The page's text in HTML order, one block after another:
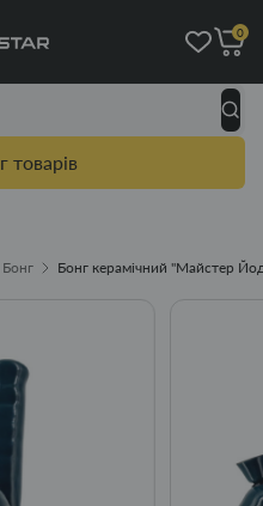
товарів
0
Бонг Бонг керамічний "Майстер